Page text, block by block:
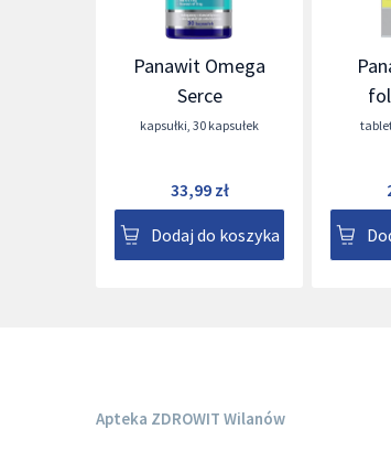
Panawit Omega
Serce
kapsułki,30 kapsułek
33,99 zł
Dodaj do koszyka
Apteka ZDROWIT Wilanów